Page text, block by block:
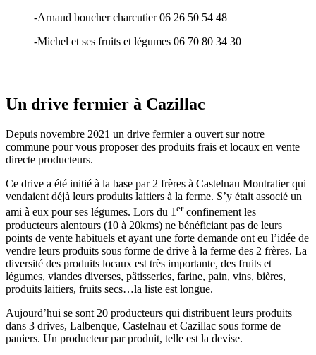
-Arnaud boucher charcutier 06 26 50 54 48
-Michel et ses fruits et légumes 06 70 80 34 30
Un drive fermier à Cazillac
Depuis novembre 2021 un drive fermier a ouvert sur notre
commune pour vous proposer des produits frais et locaux en vente
directe producteurs.
Ce drive a été initié à la base par 2 frères à Castelnau Montratier qui
vendaient déjà leurs produits laitiers à la ferme. S’y était associé un
ami à eux pour ses légumes. Lors du 1erconfinement les
producteurs alentours (10 à 20kms) ne bénéficiant pas de leurs
points de vente habituels et ayant une forte demande ont eu l’idée de
vendre leurs produits sous forme de drive à la ferme des 2 frères. La
diversité des produits locaux est très importante, des fruits et
légumes, viandes diverses, pâtisseries, farine, pain, vins, bières,
produits laitiers, fruits secs…la liste est longue.
Aujourd’hui se sont 20 producteurs qui distribuent leurs produits
dans 3 drives, Lalbenque, Castelnau et Cazillac sous forme de
paniers. Un producteur par produit, telle est la devise.